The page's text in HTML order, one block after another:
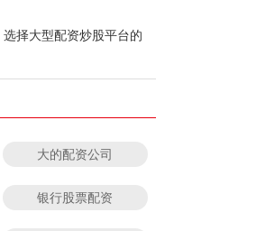
择大型配资炒股平台的
大的配资公司
银行股票配资